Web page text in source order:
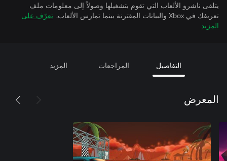
يتلقى ناشرو الألعاب التي تقوم بتشغيلها وصولاً إلى معلومات ملف
تعريفك في Xbox والبيانات المقترنة بينما تمارس الألعاب.
تعرّف على
المزيد
التفاصيل المراجعات المزيد
المعرض